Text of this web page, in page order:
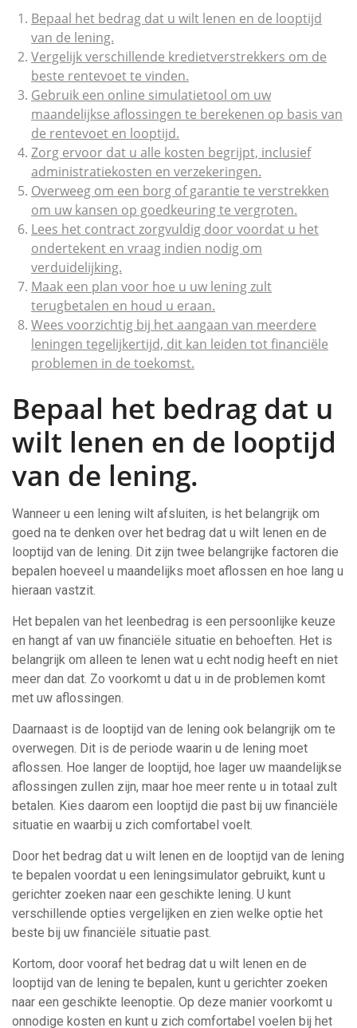
Bepaal het bedrag dat u wilt lenen en de looptijd
van de lening.
Vergelijk verschillende kredietverstrekkers om de
beste rentevoet te vinden.
Gebruik een online simulatietool om uw
maandelijkse aflossingen te berekenen op basis van
de rentevoet en looptijd.
Zorg ervoor dat u alle kosten begrijpt, inclusief
administratiekosten en verzekeringen.
Overweeg om een ​​borg of garantie te verstrekken
om uw kansen op goedkeuring te vergroten.
Lees het contract zorgvuldig door voordat u het
ondertekent en vraag indien nodig om
verduidelijking.
Maak een plan voor hoe u uw lening zult
terugbetalen en houd u eraan.
Wees voorzichtig bij het aangaan van meerdere
leningen tegelijkertijd, dit kan leiden tot financiële
problemen in de toekomst.
Bepaal het bedrag dat u
wilt lenen en de looptijd
van de lening.
Wanneer u een lening wilt afsluiten, is het belangrijk om
goed na te denken over het bedrag dat u wilt lenen en de
looptijd van de lening. Dit zijn twee belangrijke factoren die
bepalen hoeveel u maandelijks moet aflossen en hoe lang u
hieraan vastzit.
Het bepalen van het leenbedrag is een persoonlijke keuze
en hangt af van uw financiële situatie en behoeften. Het is
belangrijk om alleen te lenen wat u echt nodig heeft en niet
meer dan dat. Zo voorkomt u dat u in de problemen komt
met uw aflossingen.
Daarnaast is de looptijd van de lening ook belangrijk om te
overwegen. Dit is de periode waarin u de lening moet
aflossen. Hoe langer de looptijd, hoe lager uw maandelijkse
aflossingen zullen zijn, maar hoe meer rente u in totaal zult
betalen. Kies daarom een looptijd die past bij uw financiële
situatie en waarbij u zich comfortabel voelt.
Door het bedrag dat u wilt lenen en de looptijd van de lening
te bepalen voordat u een leningsimulator gebruikt, kunt u
gerichter zoeken naar een geschikte lening. U kunt
verschillende opties vergelijken en zien welke optie het
beste bij uw financiële situatie past.
Kortom, door vooraf het bedrag dat u wilt lenen en de
looptijd van de lening te bepalen, kunt u gerichter zoeken
naar een geschikte leenoptie. Op deze manier voorkomt u
onnodige kosten en kunt u zich comfortabel voelen bij het